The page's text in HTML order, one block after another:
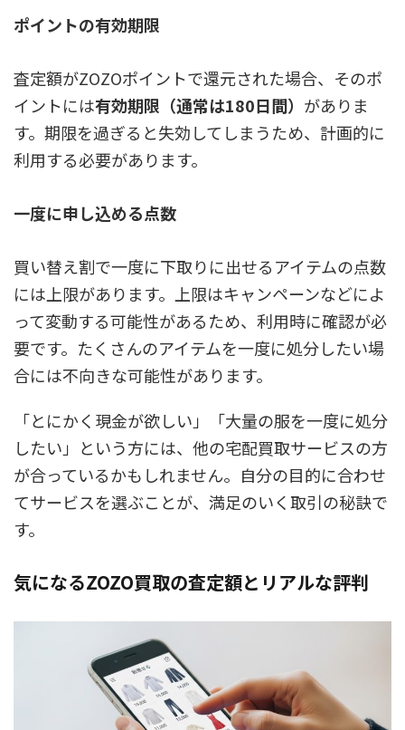
ポイントの有効期限
査定額がZOZOポイントで還元された場合、そのポ
イントには有効期限（通常は180日間） がありま
す。期限を過ぎると失効してしまうため、計画的に
利用する必要があります。
一度に申し込める点数
買い替え割で一度に下取りに出せるアイテムの点数
には上限があります。上限はキャンペーンなどによ
って変動する可能性があるため、利用時に確認が必
要です。たくさんのアイテムを一度に処分したい場
合には不向きな可能性があります。
「とにかく現金が欲しい」「大量の服を一度に処分
したい」という方には、他の宅配買取サービスの方
が合っているかもしれません。自分の目的に合わせ
てサービスを選ぶことが、満足のいく取引の秘訣で
す。
気になるZOZO買取の査定額とリアルな評判